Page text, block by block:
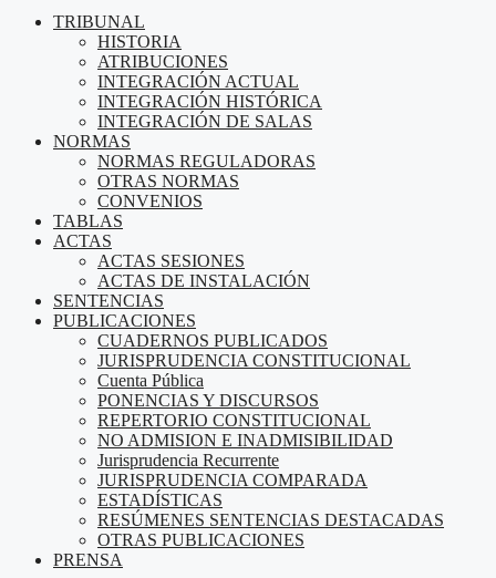
TRIBUNAL
HISTORIA
ATRIBUCIONES
INTEGRACIÓN ACTUAL
INTEGRACIÓN HISTÓRICA
INTEGRACIÓN DE SALAS
NORMAS
NORMAS REGULADORAS
OTRAS NORMAS
CONVENIOS
TABLAS
ACTAS
ACTAS SESIONES
ACTAS DE INSTALACIÓN
SENTENCIAS
PUBLICACIONES
CUADERNOS PUBLICADOS
JURISPRUDENCIA CONSTITUCIONAL
Cuenta Pública
PONENCIAS Y DISCURSOS
REPERTORIO CONSTITUCIONAL
NO ADMISION E INADMISIBILIDAD
Jurisprudencia Recurrente
JURISPRUDENCIA COMPARADA
ESTADÍSTICAS
RESÚMENES SENTENCIAS DESTACADAS
OTRAS PUBLICACIONES
PRENSA